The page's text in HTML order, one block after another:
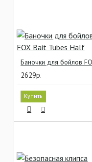
2629р.
Купить